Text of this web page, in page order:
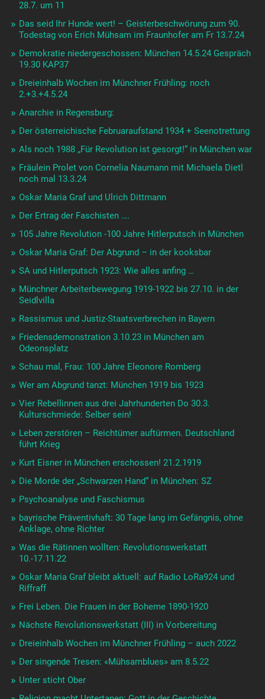
28.7. um 11
Das seid Ihr Hunde wert! – Geisterbeschwörung zum 90.
Todestag von Erich Mühsam im Fraunhofer am Fr 13.7.24
Demokratie niedergeschossen: München 14.5.24 Gespräch
19.30 KAP37
Dreieinhalb Wochen im Münchner Frühling: noch
2.+3.+4.5.24
Anarchie in Regensburg:
Der österreichische Februaraufstand 1934 + Seenotrettung
Als noch 1988 „Für Revolution ist gesorgt!“ in München war
Fräulein Prolet von Cornelia Naumann mit Michaela Dietl
noch mal 13.3.24
Oskar Maria Graf und Ulrich Dittmann
Der Ertrag der Faschisten ….
105 Jahre Revolution -100 Jahre Hitlerputsch in München
Oskar Maria Graf: Der Abgrund – in der kooksbar
SA und Hitlerputsch 1923: Wie alles anfing …
Münchner Arbeiterbewegung 1919-1922 bis 27.10. in der
Seidlvilla
Rassismus und Justiz-Staatsverbrechen in Bayern
Friedensdemonstration 3.10.23 in München am
Odeonsplatz
Schau mal, Frau: 100 Jahre Eleonore Romberg
Wer am Abgrund tanzt: München 1919 bis 1923
Vier Rebellinnen aus drei Jahrhunderten Do 30.3.
Kulturschmiede: Selber sein!
Leben zerstören – Reichtümer auftürmen. Deutschland
führt Krieg
Kurt Eisner in München erschossen! 21.2.1919
Die Morde der „Schwarzen Hand“ in München: SZ
Psychoanalyse und Faschismus
bayrische Präventivhaft: 30 Tage lang im Gefängnis, ohne
Anklage, ohne Richter
Was die Rätinnen wollten: Revolutionswerkstatt
10.-17.11.22
Oskar Maria Graf bleibt aktuell: auf Radio LoRa924 und
Riffraff
Frei Leben. Die Frauen in der Boheme 1890-1920
Nächste Revolutionswerkstatt (III) in Vorbereitung
Dreieinhalb Wochen im Münchner Frühling – auch 2022
Der singende Tresen: «Mühsamblues» am 8.5.22
Unter sticht Ober